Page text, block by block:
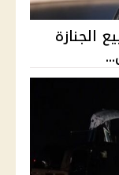
الجنازة